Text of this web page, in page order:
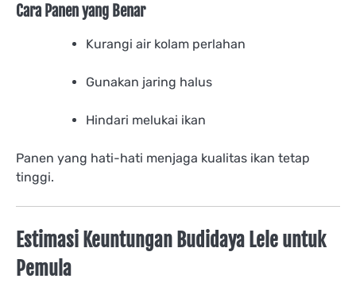
Cara Panen yang Benar
Kurangi air kolam perlahan
Gunakan jaring halus
Hindari melukai ikan
Panen yang hati-hati menjaga kualitas ikan tetap
tinggi.
Estimasi Keuntungan Budidaya Lele untuk
Pemula